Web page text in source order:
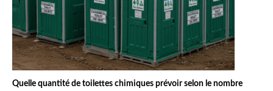
Quelle quantité de toilettes chimiques prévoir selon le nombre